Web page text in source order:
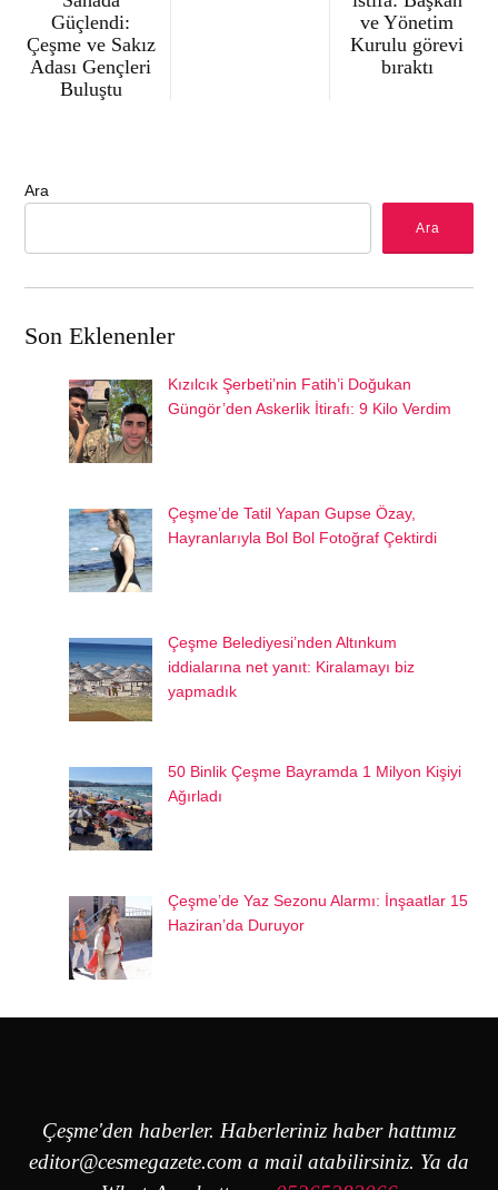
Güçlendi:
Çeşme ve Sakız
Adası Gençleri
Buluştu
ve Yönetim
Kurulu görevi
bıraktı
Ara
Ara
Son Eklenenler
Kızılcık Şerbeti’nin Fatih’i Doğukan
Güngör’den Askerlik İtirafı: 9 Kilo Verdim
Çeşme’de Tatil Yapan Gupse Özay,
Hayranlarıyla Bol Bol Fotoğraf Çektirdi
Çeşme Belediyesi’nden Altınkum
iddialarına net yanıt: Kiralamayı biz
yapmadık
50 Binlik Çeşme Bayramda 1 Milyon Kişiyi
Ağırladı
Çeşme’de Yaz Sezonu Alarmı: İnşaatlar 15
Haziran’da Duruyor
Çeşme'den haberler. Haberleriniz haber hattımız
editor@cesmegazete.com a mail atabilirsiniz. Ya da